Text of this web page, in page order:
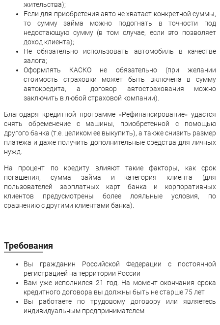
жительства);
Если для приобретения авто не хватает конкретной суммы,
то сумму займа можно подогнать в точности под
недостающую сумму (в том случае, если это позволяет
доход клиента);
Не обязательно использовать автомобиль в качестве
залога;
Оформлять КАСКО не обязательно (при желании
стоимость страховки может быть включена в сумму
автокредита, а договор автострахования можно
заключить в любой страховой компании).
Благодаря кредитной программе «Рефинансирование» удастся
снять обременение с машины, приобретенной с помощью
другого банка (т.е. целиком ее выкупить), а также снизить размер
платежа и даже получить дополнительные средства для личных
нужд.
На процент по кредиту влияют такие факторы, как срок
погашения, сумма займа и категория клиента (для
пользователей зарплатных карт банка и корпоративных
клиентов предусмотрены более лояльные условия, по
сравнению с другими клиентами банка).
Требования
Вы гражданин Российской Федерации с постоянной
регистрацией на территории России
Вам уже исполнился 21 год. На момент окончания срока
кредитного договора вы должны быть не старше 75 лет
Вы работаете по трудовому договору или являетесь
индивидуальным предпринимателем